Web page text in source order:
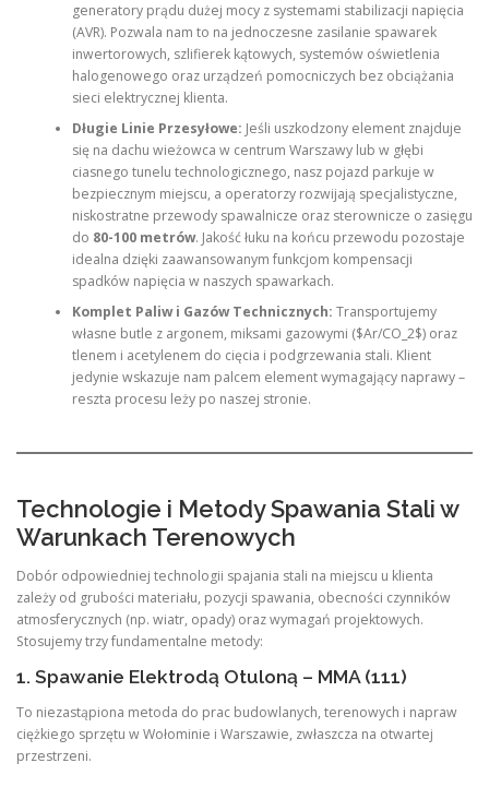
generatory prądu dużej mocy z systemami stabilizacji napięcia
(AVR). Pozwala nam to na jednoczesne zasilanie spawarek
inwertorowych, szlifierek kątowych, systemów oświetlenia
halogenowego oraz urządzeń pomocniczych bez obciążania
sieci elektrycznej klienta.
Długie Linie Przesyłowe: Jeśli uszkodzony element znajduje
się na dachu wieżowca w centrum Warszawy lub w głębi
ciasnego tunelu technologicznego, nasz pojazd parkuje w
bezpiecznym miejscu, a operatorzy rozwijają specjalistyczne,
niskostratne przewody spawalnicze oraz sterownicze o zasięgu
do 80-100 metrów. Jakość łuku na końcu przewodu pozostaje
idealna dzięki zaawansowanym funkcjom kompensacji
spadków napięcia w naszych spawarkach.
Komplet Paliw i Gazów Technicznych: Transportujemy
własne butle z argonem, miksami gazowymi ($Ar/CO_2$) oraz
tlenem i acetylenem do cięcia i podgrzewania stali. Klient
jedynie wskazuje nam palcem element wymagający naprawy –
reszta procesu leży po naszej stronie.
Technologie i Metody Spawania Stali w
Warunkach Terenowych
Dobór odpowiedniej technologii spajania stali na miejscu u klienta
zależy od grubości materiału, pozycji spawania, obecności czynników
atmosferycznych (np. wiatr, opady) oraz wymagań projektowych.
Stosujemy trzy fundamentalne metody:
1. Spawanie Elektrodą Otuloną – MMA (111)
To niezastąpiona metoda do prac budowlanych, terenowych i napraw
ciężkiego sprzętu w Wołominie i Warszawie, zwłaszcza na otwartej
przestrzeni.